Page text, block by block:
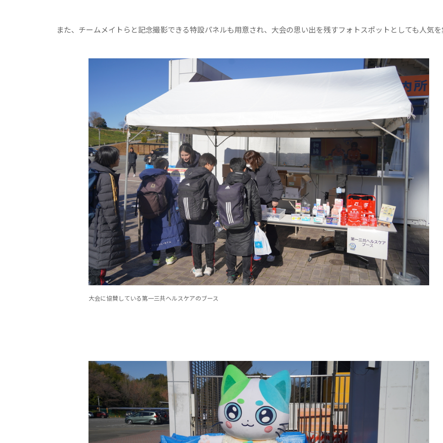
また、チームメイトらと記念撮影できる特設パネルも用意され、大会の思い出を残すフォトスポットとしても人気
大会に協賛している第一三共ヘルスケアのブース